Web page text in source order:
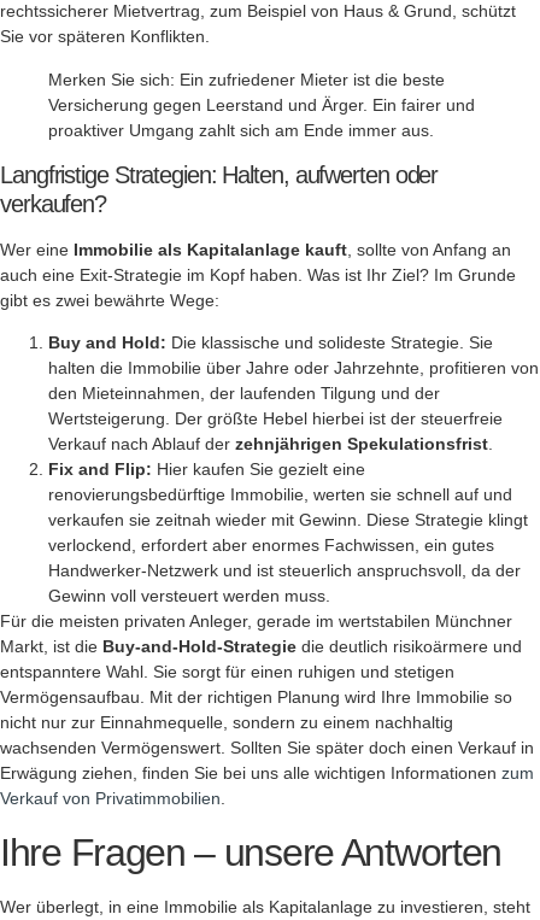
rechtssicherer Mietvertrag, zum Beispiel von Haus & Grund, schützt
Sie vor späteren Konflikten.
Merken Sie sich: Ein zufriedener Mieter ist die beste
Versicherung gegen Leerstand und Ärger. Ein fairer und
proaktiver Umgang zahlt sich am Ende immer aus.
Langfristige Strategien: Halten, aufwerten oder
verkaufen?
Wer eine Immobilie als Kapitalanlage kauft , sollte von Anfang an
auch eine Exit-Strategie im Kopf haben. Was ist Ihr Ziel? Im Grunde
gibt es zwei bewährte Wege:
Buy and Hold: Die klassische und solideste Strategie. Sie
halten die Immobilie über Jahre oder Jahrzehnte, profitieren von
den Mieteinnahmen, der laufenden Tilgung und der
Wertsteigerung. Der größte Hebel hierbei ist der steuerfreie
Verkauf nach Ablauf der zehnjährigen Spekulationsfrist.
Fix and Flip: Hier kaufen Sie gezielt eine
renovierungsbedürftige Immobilie, werten sie schnell auf und
verkaufen sie zeitnah wieder mit Gewinn. Diese Strategie klingt
verlockend, erfordert aber enormes Fachwissen, ein gutes
Handwerker-Netzwerk und ist steuerlich anspruchsvoll, da der
Gewinn voll versteuert werden muss.
Für die meisten privaten Anleger, gerade im wertstabilen Münchner
Markt, ist die Buy-and-Hold-Strategie die deutlich risikoärmere und
entspanntere Wahl. Sie sorgt für einen ruhigen und stetigen
Vermögensaufbau. Mit der richtigen Planung wird Ihre Immobilie so
nicht nur zur Einnahmequelle, sondern zu einem nachhaltig
wachsenden Vermögenswert. Sollten Sie später doch einen Verkauf in
Erwägung ziehen, finden Sie bei uns alle wichtigen Informationen zum
Verkauf von Privatimmobilien.
Ihre Fragen – unsere Antworten
Wer überlegt, in eine Immobilie als Kapitalanlage zu investieren, steht